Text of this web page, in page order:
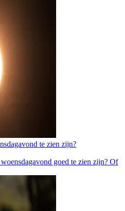
te zien zijn?
goed te zien zijn? Of